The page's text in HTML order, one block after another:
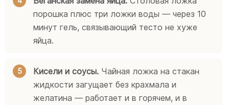
порошка плюс три ложки воды — через 10
минут гель, связывающий тесто не хуже
яйца.
Кисели и соусы. Чайная ложка на стакан
жидкости загущает без крахмала и
желатина — работает и в горячем, и в